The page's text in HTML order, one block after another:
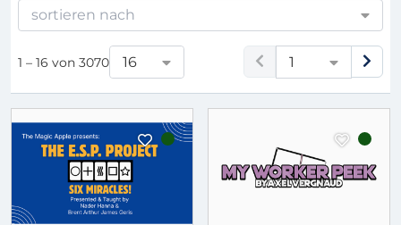
sortieren nach
1 – 16 von 3070 16 1